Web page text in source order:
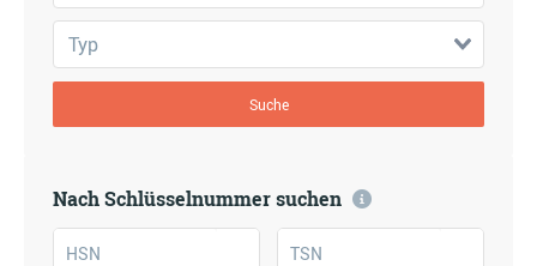
Typ
Suche
Nach Schlüsselnummer suchen
HSN TSN